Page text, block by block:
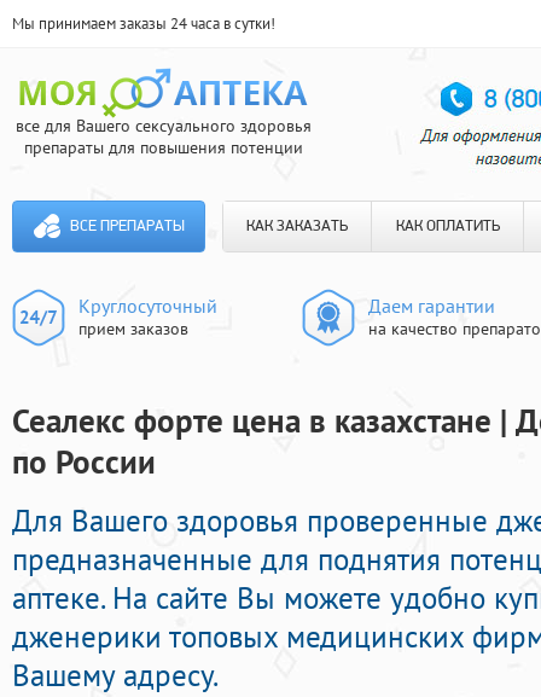
Мы принимаем заказы 24 часа в сутки!
все для Вашего сексуального здоровья
препараты для повышения потенции
ВСЕ ПРЕПАРАТЫ КАК ЗАКАЗАТЬ КАК ОПЛАТИТЬ
Круглосуточный
прием заказов
Даем гарантии
на качество
Сеалекс форте цена в казахстане |
по России
Для Вашего здоровья проверенные
предназначенные для поднятия
аптеке. На сайте Вы можете удобно
дженерики топовых медицинских
Вашему адресу.